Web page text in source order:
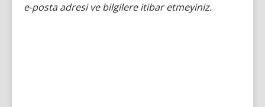
e-posta adresi ve bilgilere itibar etmeyiniz.